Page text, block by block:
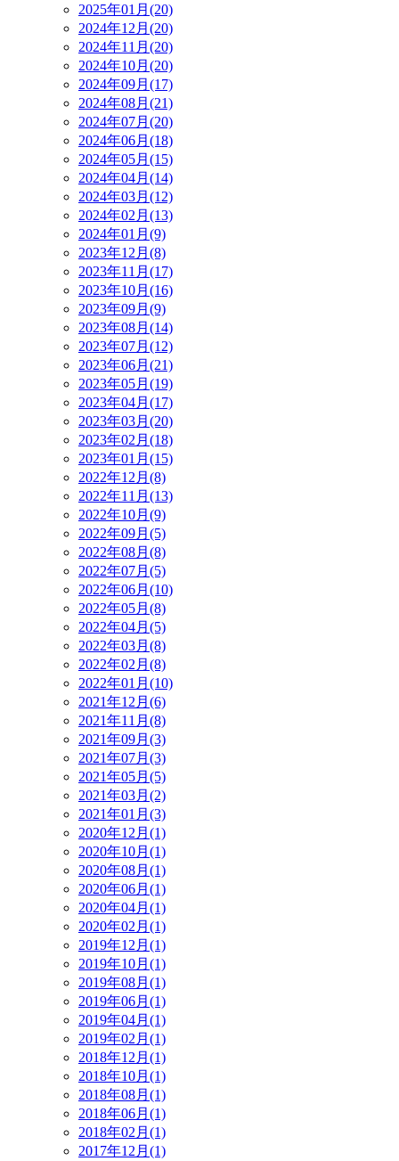
2025年01月(20)
2024年12月(20)
2024年11月(20)
2024年10月(20)
2024年09月(17)
2024年08月(21)
2024年07月(20)
2024年06月(18)
2024年05月(15)
2024年04月(14)
2024年03月(12)
2024年02月(13)
2024年01月(9)
2023年12月(8)
2023年11月(17)
2023年10月(16)
2023年09月(9)
2023年08月(14)
2023年07月(12)
2023年06月(21)
2023年05月(19)
2023年04月(17)
2023年03月(20)
2023年02月(18)
2023年01月(15)
2022年12月(8)
2022年11月(13)
2022年10月(9)
2022年09月(5)
2022年08月(8)
2022年07月(5)
2022年06月(10)
2022年05月(8)
2022年04月(5)
2022年03月(8)
2022年02月(8)
2022年01月(10)
2021年12月(6)
2021年11月(8)
2021年09月(3)
2021年07月(3)
2021年05月(5)
2021年03月(2)
2021年01月(3)
2020年12月(1)
2020年10月(1)
2020年08月(1)
2020年06月(1)
2020年04月(1)
2020年02月(1)
2019年12月(1)
2019年10月(1)
2019年08月(1)
2019年06月(1)
2019年04月(1)
2019年02月(1)
2018年12月(1)
2018年10月(1)
2018年08月(1)
2018年06月(1)
2018年02月(1)
2017年12月(1)